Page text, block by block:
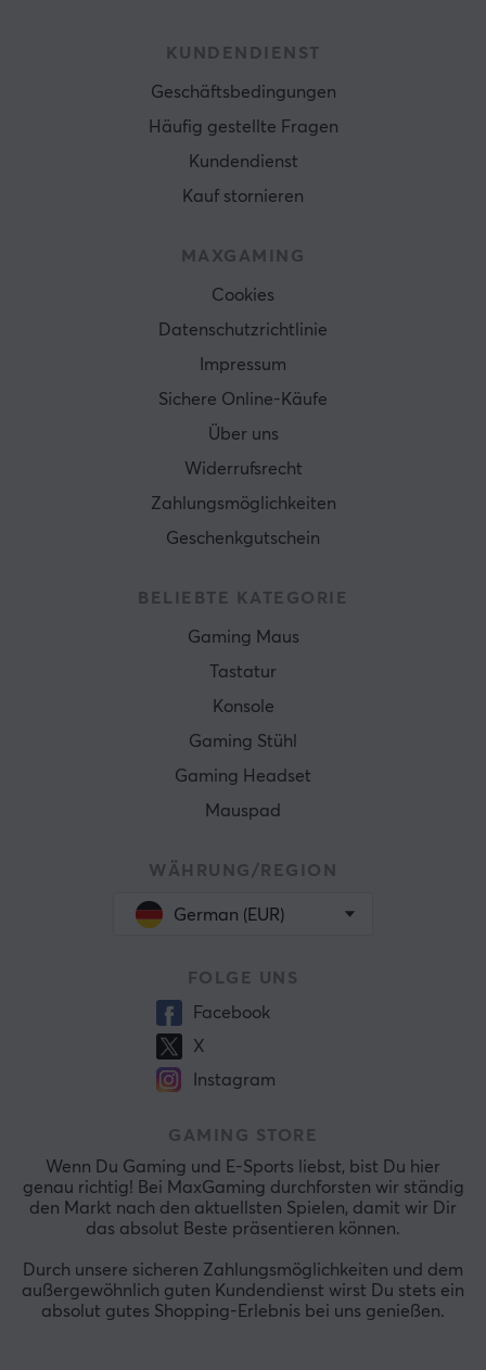
KUNDENDIENST
Geschäftsbedingungen
Häufig gestellte Fragen
Kundendienst
Kauf stornieren
MAXGAMING
Cookies
Datenschutzrichtlinie
Impressum
Sichere Online-Käufe
Über uns
Widerrufsrecht
Zahlungsmöglichkeiten
Geschenkgutschein
BELIEBTE KATEGORIE
Gaming Maus
Tastatur
Konsole
Gaming Stühl
Gaming Headset
Mauspad
WÄHRUNG/REGION
German (EUR)
FOLGE UNS
Facebook
X
Instagram
GAMING STORE
Wenn Du Gaming und E-Sports liebst, bist Du hier
genau richtig! Bei MaxGaming durchforsten wir ständig
den Markt nach den aktuellsten Spielen, damit wir Dir
das absolut Beste präsentieren können.
Durch unsere sicheren Zahlungsmöglichkeiten und dem
außergewöhnlich guten Kundendienst wirst Du stets ein
absolut gutes Shopping-Erlebnis bei uns genießen.